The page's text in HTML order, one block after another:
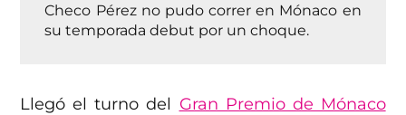
Checo Pérez no pudo correr en Mónaco en
su temporada debut por un choque.
Llegó el turno del Gran Premio de Mónaco